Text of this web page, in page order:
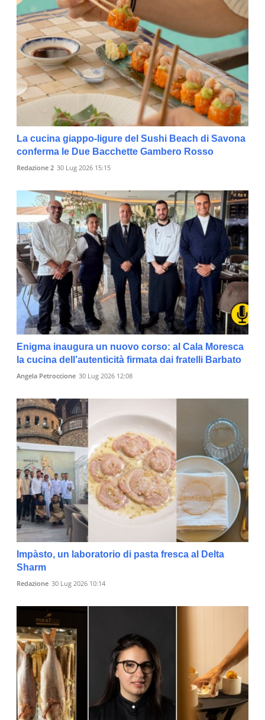
La cucina giappo-ligure del Sushi Beach di Savona
conferma le Due Bacchette Gambero Rosso
Redazione 2 30 Lug 2026 15:15
Enigma inaugura un nuovo corso: al Cala Moresca
la cucina dell’autenticità firmata dai fratelli Barbato
Angela Petroccione 30 Lug 2026 12:08
Impàsto, un laboratorio di pasta fresca al Delta
Sharm
Redazione 30 Lug 2026 10:14